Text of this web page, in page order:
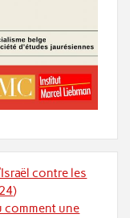
contre les
comment une